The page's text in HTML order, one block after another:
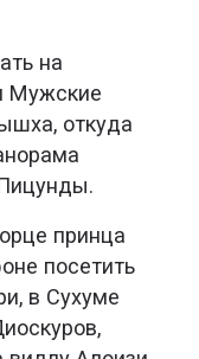
на
Мужские
откуда
принца
посетить
в Сухуме